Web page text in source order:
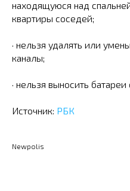
находящуюся над
квартиры соседей;
· нельзя удалять или
каналы;
· нельзя выносить
Источник: РБК
Newpolis